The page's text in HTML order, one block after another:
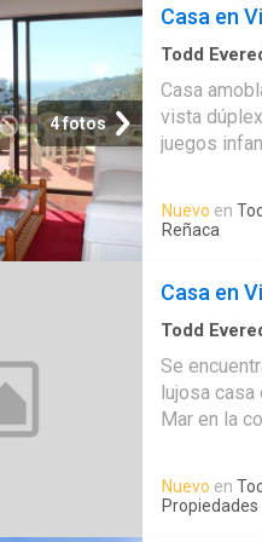
4 fotos
Casa en
Todd
integral·
Casa
vista
juegos
dos
zona
cercana
Nuevo en
Reñaca
Casa en
Todd
Se
lujosa
Mar en la
un
que
hermosos
Nuevo en
Propiedades